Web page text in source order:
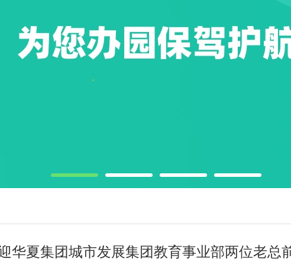
华夏集团城市发展集团教育事业部两位老总